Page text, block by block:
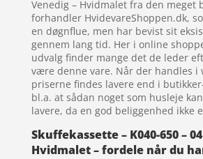
Venedig – Hvidmalet fra den meget
forhandler HvidevareShoppen.dk,
en døgnflue, men har bevist sit
gennem lang tid. Her i online
udvalg finder mange det de leder
være denne vare. Når der handles i
priserne findes lavere end i
bl.a. at sådan noget som husleje
lavere, da en god beliggenhed ikke
Skuffekassette – K040-650 –
Hvidmalet – fordele når du